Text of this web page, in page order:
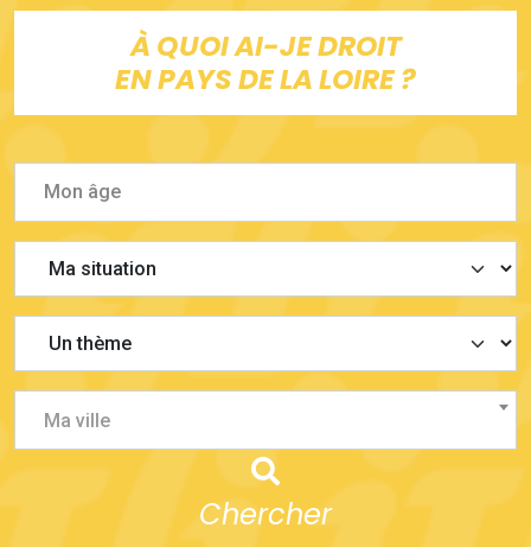
À QUOI AI-JE DROIT
EN PAYS DE LA LOIRE ?
Ma ville
Chercher